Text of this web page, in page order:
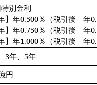
特別金利
年】年0.500％（税引後 年
年】年0.750％（税引後 年
年】年1.000％（税引後 年
3年、5年
円